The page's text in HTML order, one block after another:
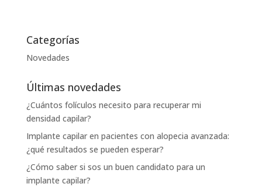
Categorías
Novedades
Últimas novedades
¿Cuántos folículos necesito para recuperar mi
densidad capilar?
Implante capilar en pacientes con alopecia avanzada:
¿qué resultados se pueden esperar?
¿Cómo saber si sos un buen candidato para un
implante capilar?